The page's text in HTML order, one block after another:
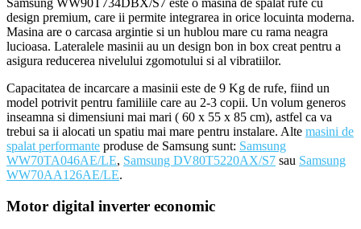
Samsung WW90T734DBX/S7 este o masina de spalat rufe cu
design premium, care ii permite integrarea in orice locuinta moderna.
Masina are o carcasa argintie si un hublou mare cu rama neagra
lucioasa. Lateralele masinii au un design bon in box creat pentru a
asigura reducerea nivelului zgomotului si al vibratiilor.
Capacitatea de incarcare a masinii este de 9 Kg de rufe, fiind un
model potrivit pentru familiile care au 2-3 copii. Un volum generos
inseamna si dimensiuni mai mari ( 60 x 55 x 85 cm), astfel ca va
trebui sa ii alocati un spatiu mai mare pentru instalare. Alte masini de
spalat performante produse de Samsung sunt: Samsung
WW70TA046AE/LE, Samsung DV80T5220AX/S7 sau Samsung
WW70AA126AE/LE.
Motor digital inverter economic